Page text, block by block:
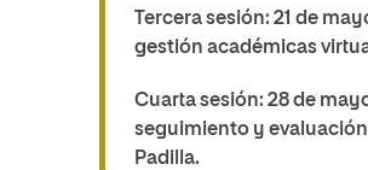
Tercera sesión: 21 de
gestión académicas
Cuarta sesión: 28 de
seguimiento y
Padilla.